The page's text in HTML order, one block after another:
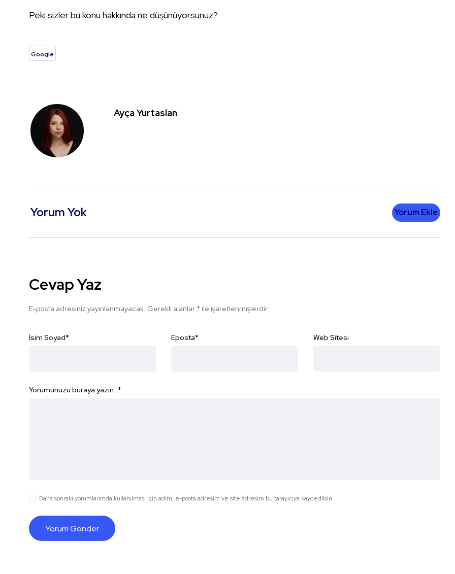
Peki sizler bu konu hakkında ne düşünüyorsunuz?
Google
Ayça Yurtaslan
Yorum Yok Yorum Ekle
Cevap Yaz
E-posta adresiniz yayınlanmayacak. Gerekli alanlar * ile işaretlenmişlerdir
İsim Soyad* Eposta* Web Sitesi
Yorumunuzu buraya yazın...*
Daha sonraki yorumlarımda kullanılması için adım, e-posta adresim ve site adresim bu tarayıcıya kaydedilsin.